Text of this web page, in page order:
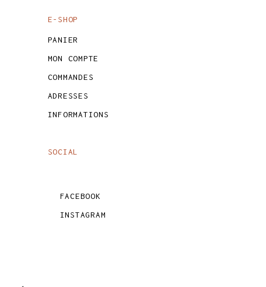
E-SHOP
PANIER
MON COMPTE
COMMANDES
ADRESSES
INFORMATIONS
SOCIAL
FACEBOOK
INSTAGRAM